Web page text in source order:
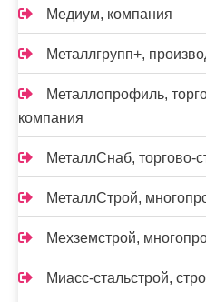
Медиум, компания
Металлгрупп+,
Металлопрофиль,
компания
МеталлСнаб, торгово-
МеталлСтрой,
Мехземстрой,
Миасс-cтальстрой,